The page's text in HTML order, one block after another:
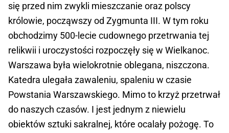
się przed nim zwykli mieszczanie oraz polscy
królowie, począwszy od Zygmunta III. W tym roku
obchodzimy 500-lecie cudownego przetrwania tej
relikwii i uroczystości rozpoczęły się w Wielkanoc.
Warszawa była wielokrotnie oblegana, niszczona.
Katedra ulegała zawaleniu, spaleniu w czasie
Powstania Warszawskiego. Mimo to krzyż przetrwał
do naszych czasów. I jest jednym z niewielu
obiektów sztuki sakralnej, które ocalały pożogę. To